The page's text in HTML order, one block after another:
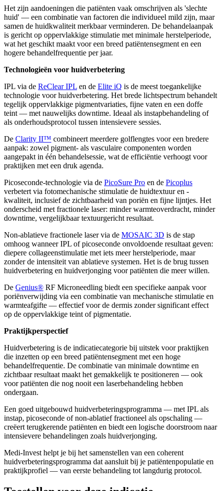
Het zijn aandoeningen die patiënten vaak omschrijven als 'slechte
huid' — een combinatie van factoren die individueel mild zijn, maar
samen de huidkwaliteit merkbaar verminderen. De behandelaanpak
is gericht op oppervlakkige stimulatie met minimale herstelperiode,
wat het geschikt maakt voor een breed patiëntensegment en een
hogere behandelfrequentie per jaar.
Technologieën voor huidverbetering
IPL via de ReClear IPL en de Elite iQ is de meest toegankelijke
technologie voor huidverbetering. Het brede lichtspectrum behandelt
tegelijk oppervlakkige pigmentvariaties, fijne vaten en een doffe
teint — met nauwelijks downtime. Ideaal als instapbehandeling of
als onderhoudsprotocol tussen intensievere sessies.
De Clarity II™ combineert meerdere golflengtes voor een bredere
aanpak: zowel pigment- als vasculaire componenten worden
aangepakt in één behandelsessie, wat de efficiëntie verhoogt voor
praktijken met een druk agenda.
Picoseconde-technologie via de PicoSure Pro en de Picoplus
verbetert via fotomechanische stimulatie de huidtextuur en -
kwaliteit, inclusief de zichtbaarheid van poriën en fijne lijntjes. Het
onderscheid met fractionele laser: minder warmteoverdracht, minder
downtime, vergelijkbaar textuurgericht resultaat.
Non-ablatieve fractionele laser via de MOSAIC 3D is de stap
omhoog wanneer IPL of picoseconde onvoldoende resultaat geven:
diepere collageenstimulatie met iets meer herstelperiode, maar
zonder de intensiteit van ablatieve systemen. Het is de brug tussen
huidverbetering en huidverjonging voor patiënten die meer willen.
De Genius® RF Microneedling biedt een specifieke aanpak voor
poriënverwijding via een combinatie van mechanische stimulatie en
warmteafgifte — effectief voor de dermis zonder significant effect
op de oppervlakkige teint of pigmentatie.
Praktijkperspectief
Huidverbetering is de indicatiecategorie bij uitstek voor praktijken
die inzetten op een breed patiëntensegment met een hoge
behandelfrequentie. De combinatie van minimale downtime en
zichtbaar resultaat maakt het gemakkelijk te positioneren — ook
voor patiënten die nog nooit een laserbehandeling hebben
ondergaan.
Een goed uitgebouwd huidverbeteringsprogramma — met IPL als
instap, picoseconde of non-ablatief fractioneel als opschaling —
creëert terugkerende patiënten en biedt een logische doorstroom naar
intensievere behandelingen zoals huidverjonging.
Medi-Invest helpt je bij het samenstellen van een coherent
huidverbeteringsprogramma dat aansluit bij je patiëntenpopulatie en
praktijkprofiel — van eerste behandeling tot langdurig protocol.